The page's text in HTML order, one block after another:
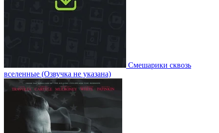
Смешарики сквозь
вселенные (Озвучка не указана)